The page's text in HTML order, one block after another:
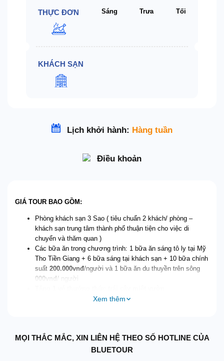
nhộn và phổ biến các quy định cũng như lưu ý để chuyến
đi diễn ra 1 cách tốt đẹp thuận lợi nhất
THỰC ĐƠN Sáng Trưa Tối
KHÁCH SẠN
Lịch khởi hành: Hàng tuần
Điều khoản
GIÁ TOUR BAO GỒM:
Phòng khách sạn 3 Sao ( tiêu chuẩn 2 khách/ phòng –
khách sạn trung tâm thành phố thuận tiện cho việc di
chuyển và thăm quan )
Các bữa ăn trong chương trình: 1 bữa ăn sáng tô ly tại Mỹ
Tho Tiền Giang + 6 bữa sáng tại khách sạn + 10 bữa chính
suất 200.000vnđ/người và 1 bữa ăn du thuyền trên sông
000vnd / người
ảo hiểm du lịch mức bảo hiểm tối đa
Xe du lịch chỗ đời mới đi theo lịch trình.
Vé thăm quan các điểm theo chương trinh
Xem thêm
MỌI THẮC MẮC, XIN LIÊN HỆ THEO SỐ HOTLINE CỦA
BLUETOUR